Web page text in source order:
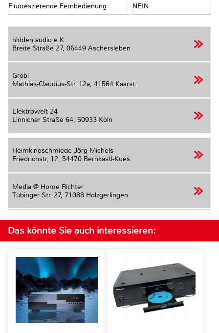
Fluoreszierende Fernbedienung NEIN
hidden audio e.K.
Breite Straße 27, 06449 Aschersleben
Grobi
Mathias-Claudius-Str. 12a, 41564 Kaarst
Elektrowelt 24
Linnicher Straße 64, 50933 Köln
Heimkinoschmiede Jörg Michels
Friedrichstr, 12, 54470 Bernkastl-Kues
Media @ Home Richter
Tübinger Str. 27, 71088 Holzgerlingen
Das könnte Sie auch interessieren: